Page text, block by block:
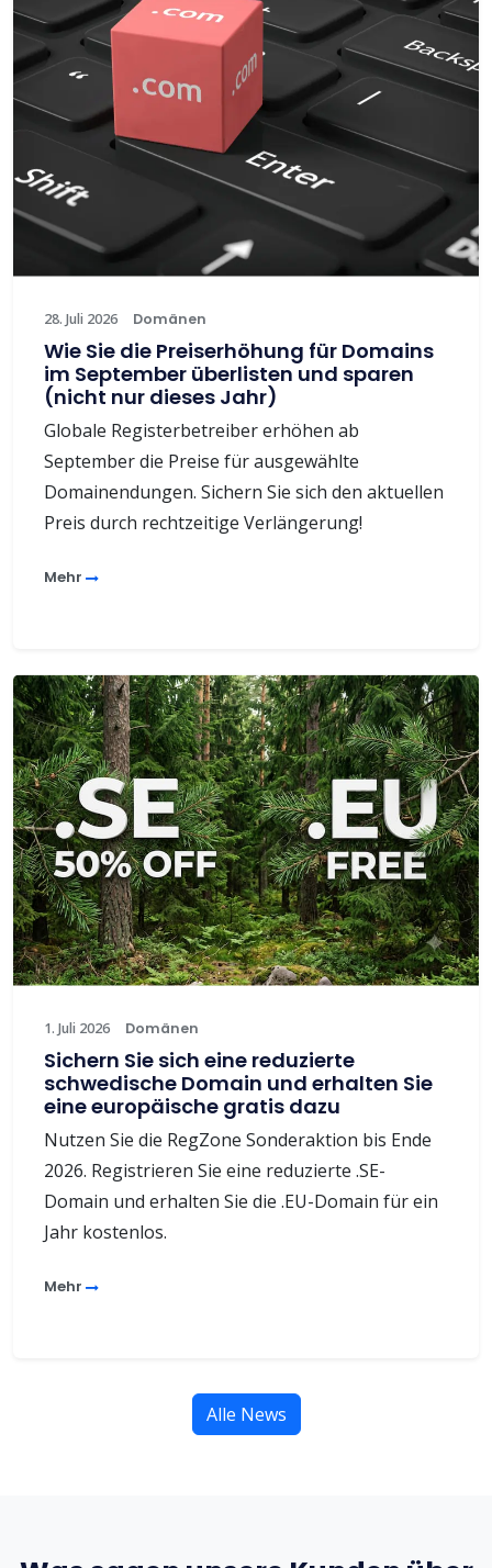
28. Juli 2026 Domänen
Wie Sie die Preiserhöhung für Domains
im September überlisten und sparen
(nicht nur dieses Jahr)
Globale Registerbetreiber erhöhen ab
September die Preise für ausgewählte
Domainendungen. Sichern Sie sich den aktuellen
Preis durch rechtzeitige Verlängerung!
Mehr
1. Juli 2026 Domänen
Sichern Sie sich eine reduzierte
schwedische Domain und erhalten Sie
eine europäische gratis dazu
Nutzen Sie die RegZone Sonderaktion bis Ende
2026. Registrieren Sie eine reduzierte .SE-
Domain und erhalten Sie die .EU-Domain für ein
Jahr kostenlos.
Mehr
Alle News